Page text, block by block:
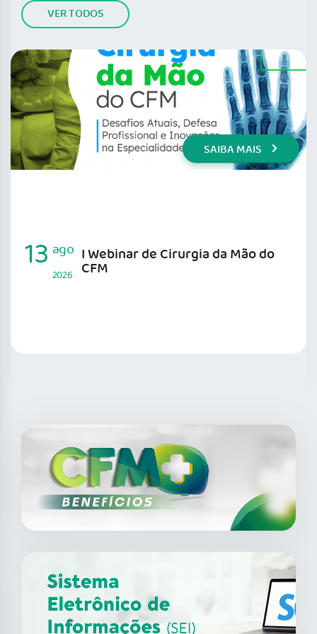
VER TODOS
SAIBA MAIS
I Webinar de Cirurgia da Mão do
CFM
13 ago
2026
SAIBA MAIS
XII Fórum de Medicina do
Trabalho do CFM
14 ago
2026